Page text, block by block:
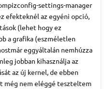
settings-manager
efekteknél az egyéni opció,
(lehet hogy ez
a grafika (eszméletlen
eggyáltalán nemhúzza
jobban kihasználja az
az új kernel, de ebben
még nem eléggé teszteltem